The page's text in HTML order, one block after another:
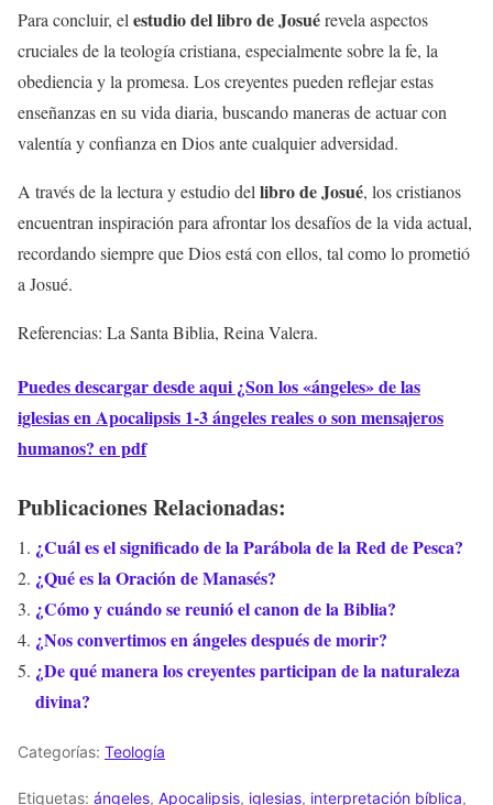
Para concluir, el estudio del libro de Josuérevela aspectos
cruciales de la teología cristiana, especialmente sobre la fe, la
obediencia y la promesa. Los creyentes pueden reflejar estas
enseñanzas en su vida diaria, buscando maneras de actuar con
valentía y confianza en Dios ante cualquier adversidad.
A través de la lectura y estudio del libro de Josué, los cristianos
encuentran inspiración para afrontar los desafíos de la vida actual,
recordando siempre que Dios está con ellos, tal como lo prometió
a Josué.
Referencias: La Santa Biblia, Reina Valera.
Puedes descargar desde aqui ¿Son los «ángeles» de las
iglesias en Apocalipsis 1-3 ángeles reales o son mensajeros
humanos? en pdf
Publicaciones Relacionadas:
¿Cuál es el significado de la Parábola de la Red de Pesca?
¿Qué es la Oración de Manasés?
¿Cómo y cuándo se reunió el canon de la Biblia?
¿Nos convertimos en ángeles después de morir?
¿De qué manera los creyentes participan de la naturaleza
divina?
Categorías: Teología
Etiquetas: ángeles, Apocalipsis, iglesias, interpretación bíblica,